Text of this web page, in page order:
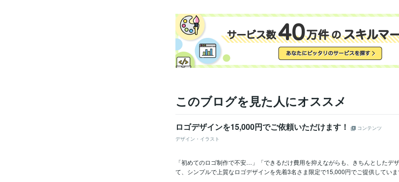
このブログを見た人にオススメ
ロゴデザインを15,000円でご依頼いただけます！
コンテンツ
デザイン・イラスト
「初めてのロゴ制作で不安…」「できるだけ費用を抑えながらも、きちんとしたデ
て、シンプルで上質なロゴデザインを先着3名さま限定で15,000円でご提供してい